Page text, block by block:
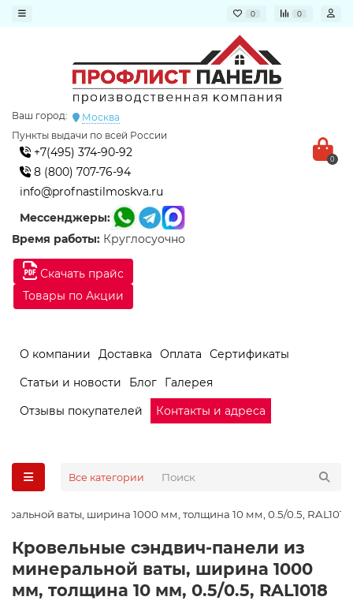
0 0
Скачать прайс
Товары по Акции
Ваш город:
Москва
Пункты выдачи по всей России
+7(495) 374-90-92
8 (800) 707-76-94
info@profnastilmoskva.ru
Мессенджеры:
Время работы: Круглосуочно
0
О компании Доставка Оплата
Сертификаты
Статьи и новости
Блог
Галерея
Отзывы покупателей
Контакты и адреса
Все категории
ваты, ширина 1000 мм, толщина 10 мм, 0.5/0.5, RAL1018
Кровельные сэндвич-панели из
минеральной ваты, ширина 1000
мм, толщина 10 мм, 0.5/0.5, RAL1018